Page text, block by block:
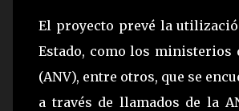
El proyecto prevé la
Estado, como los ministerios
(ANV), entre otros, que se
a través de llamados de la